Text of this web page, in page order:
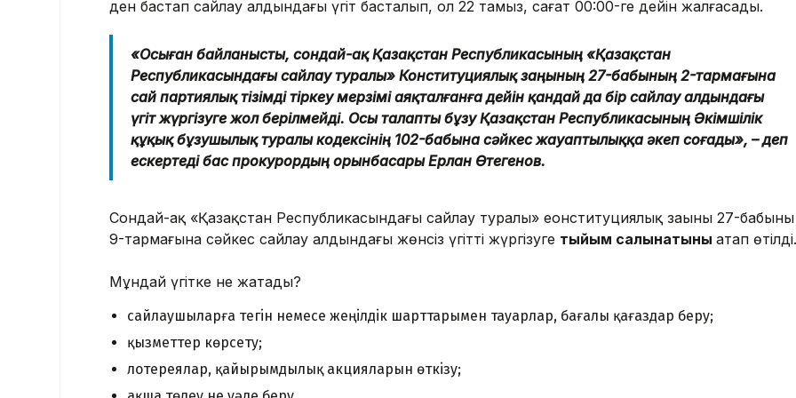
ден бастап сайлау алдындағы үгiт басталып, ол 22 тамыз, сағат 00:00-ге дейін жалғасады.
«Осыған байланысты, сондай-ақ Қазақстан Республикасының «Қазақстан
Республикасындағы сайлау туралы» Конституциялық заңының 27-бабының 2-тармағына
сай партиялық тізімді тіркеу мерзімі аяқталғанға дейін қандай да бір сайлау алдындағы
үгiт жүргізуге жол берілмейді. Осы талапты бұзу Қазақстан Республикасының Әкімшілік
құқық бұзушылық туралы кодексінің 102-бабына сәйкес жауаптылыққа әкеп соғады», – деп
ескертеді бас прокурордың орынбасары Ерлан Өтегенов.
Сондай-ақ «Қазақстан Республикасындағы сайлау туралы» еонституциялық заңының 27-бабының
9-тармағына сәйкес сайлау алдындағы жөнсiз үгіттi жүргiзуге тыйым салынатыны атап өтілді.
Мұндай үгітке не жатады?
сайлаушыларға тегiн немесе жеңiлдiк шарттарымен тауарлар, бағалы қағаздар беру;
қызметтер көрсету;
лотереялар, қайырымдылық акцияларын өткiзу;